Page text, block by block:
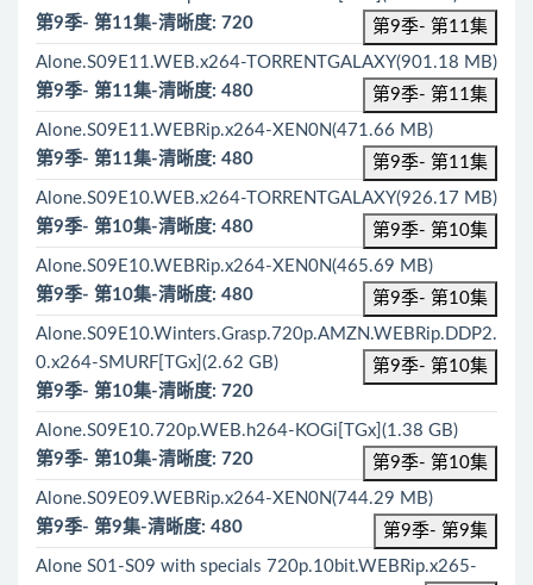
第9季- 第11集
第9季- 第11集-清晰度: 720
Alone.S09E11.WEB.x264-TORRENTGALAXY(901.18 MB)
第9季- 第11集
第9季- 第11集-清晰度: 480
Alone.S09E11.WEBRip.x264-XEN0N(471.66 MB)
第9季- 第11集
第9季- 第11集-清晰度: 480
Alone.S09E10.WEB.x264-TORRENTGALAXY(926.17 MB)
第9季- 第10集
第9季- 第10集-清晰度: 480
Alone.S09E10.WEBRip.x264-XEN0N(465.69 MB)
第9季- 第10集
第9季- 第10集-清晰度: 480
Alone.S09E10.Winters.Grasp.720p.AMZN.WEBRip.DDP2.
0.x264-SMURF[TGx](2.62 GB)
第9季- 第10集
第9季- 第10集-清晰度: 720
Alone.S09E10.720p.WEB.h264-KOGi[TGx](1.38 GB)
第9季- 第10集
第9季- 第10集-清晰度: 720
Alone.S09E09.WEBRip.x264-XEN0N(744.29 MB)
第9季- 第9集
第9季- 第9集-清晰度: 480
Alone S01-S09 with specials 720p.10bit.WEBRip.x265-